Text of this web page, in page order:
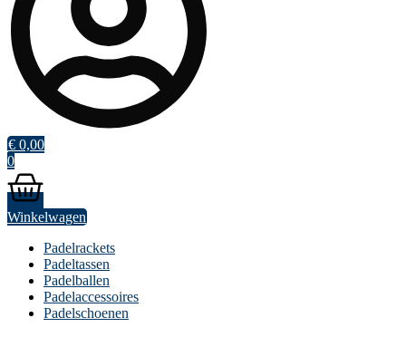
€ 0,00
0
Winkelwagen
Padelrackets
Padeltassen
Padelballen
Padelaccessoires
Padelschoenen